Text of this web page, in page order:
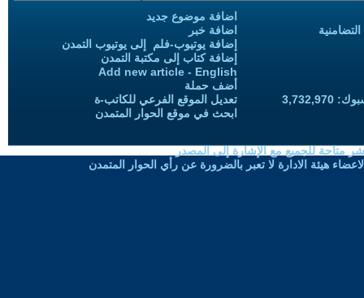
اضافة موضوع جديد
اضافة خبر
إضافة يوتيوب-فلم إلى يوتيوب التمدن
إضافة كتاب إلى مكتبة التمدن
Add new article - English
أضف حملة
تعديل الموقع الفرعي للكاتب-ة
ابحث في موقع الحوار المتمدن
متاحة للجميع مع الإشارة إلى المصدر
هيئة الادارة لا تعبر بالضرورة عن رأي الحوار المتمدن